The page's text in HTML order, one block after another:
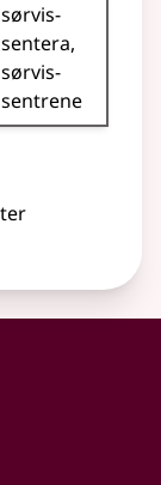
sørvis­
sentera
sørvis­
sentrene